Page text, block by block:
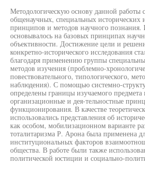
Методологическую основу данной работы
общенаучных, специальных
принципов и методов научного познания.
основывалось на базовых принципах
объективности. Достижение цели и
конкретно-исторического исследования
благодаря применению группы
методов изучения (проблемно-
повествовательного, типологического,
наблюдения). С помощью системно-
определены границы изучаемого
организационные и дея-тельностные
функционирования. В качестве
использовались представления об
как особом, мобилизационном варианте
тоталитаризма Р. Арона была применена
институциональных факторов
общества. В работе были также
политической юстиции и социально-